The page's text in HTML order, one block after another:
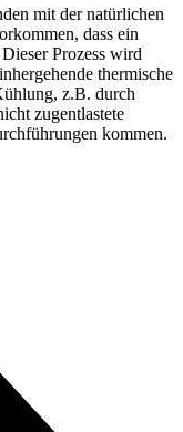
mit der natürlichen
dass ein
Prozess wird
thermische
z.B. durch
zugentlastete
kommen.